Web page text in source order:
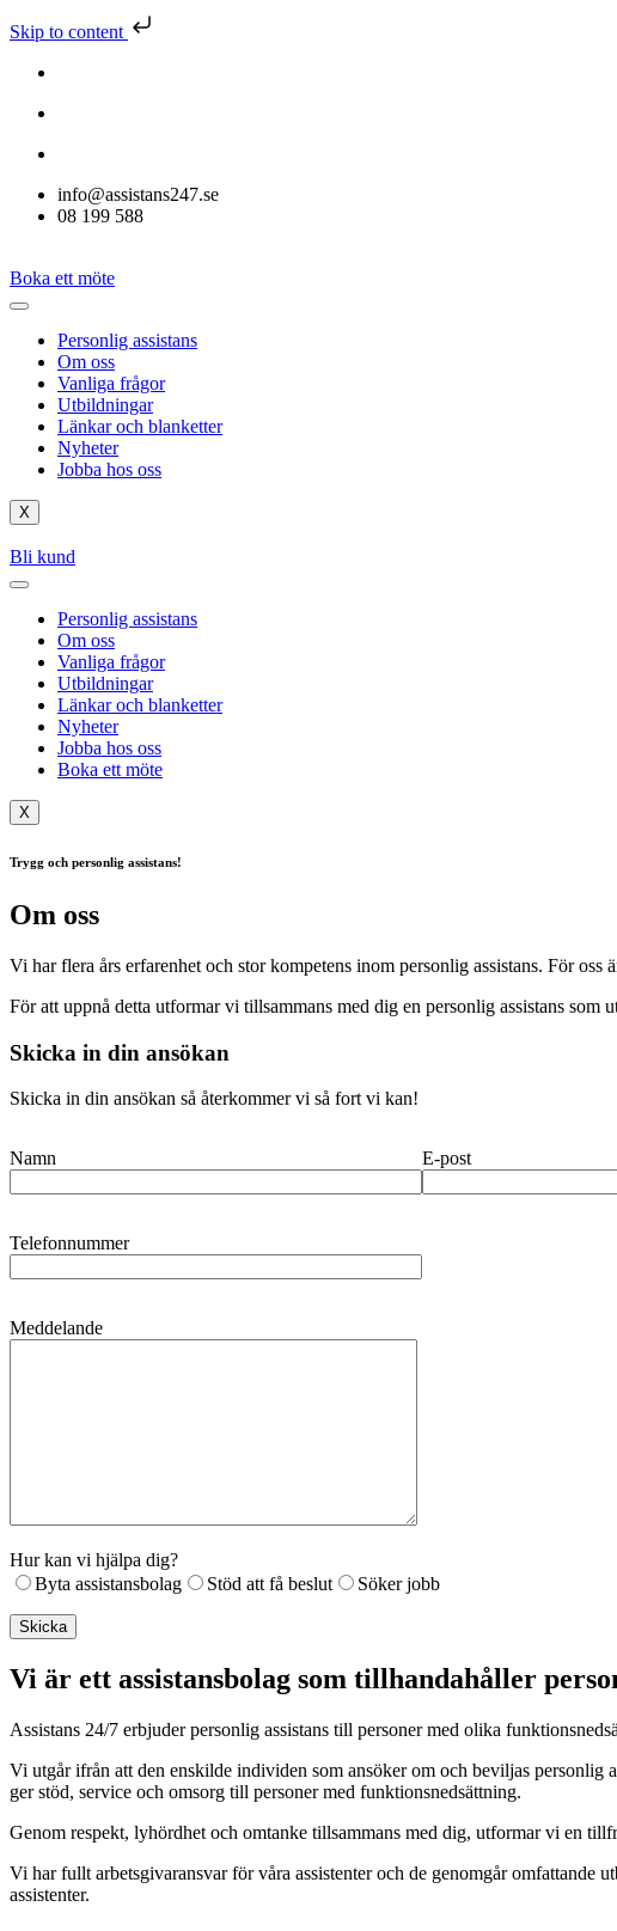
Skip to content
info@assistans247.se
08 199 588
Boka ett möte
Personlig assistans
Om oss
Vanliga frågor
Utbildningar
Länkar och blanketter
Nyheter
Jobba hos oss
X
Bli kund
Personlig assistans
Om oss
Vanliga frågor
Utbildningar
Länkar och blanketter
Nyheter
Jobba hos oss
Boka ett möte
X
Trygg och personlig assistans!
Om oss
Vi har flera års erfarenhet och stor kompetens inom personlig assistans. För
För att uppnå detta utformar vi tillsammans med dig en personlig assistans som
Skicka in din ansökan
Skicka in din ansökan så återkommer vi så fort vi kan!
Namn E-post
Telefonnummer
Meddelande
Hur kan vi hjälpa dig?
Byta assistansbolag
Stöd att få beslut Söker jobb
Vi är ett assistansbolag som tillhandahåller
Assistans 24/7 erbjuder personlig assistans till personer med olika
Vi utgår ifrån att den enskilde individen som ansöker om och beviljas personlig
ger stöd, service och omsorg till personer med funktionsnedsättning.
Genom respekt, lyhördhet och omtanke tillsammans med dig, utformar vi en
Vi har fullt arbetsgivaransvar för våra assistenter och de genomgår
assistenter.